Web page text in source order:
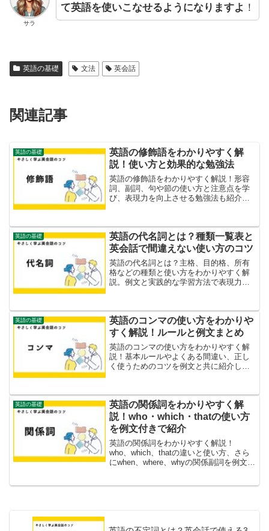
サラ
て英語を使いこなせるようになりますよ ！
英語の基礎 文法 英会話
関連記事
英語の基礎
英語の修飾語をわかりやすく解
説！使い方と効果的な勉強法
英語の修飾語をわかりやすく解説！形容
詞、副詞、句や節の使い方と注意点を学
び、表現力を向上させる勉強法も紹介し
英語の基礎
英語の代名詞とは？種類一覧表と
英会話で間違えない使い方のコツ
英語の代名詞とは？主格、目的格、所有
格などの種類と使い方をわかりやすく解
説。例文と実践的な学習方法で表現力を
英語の基礎
英語のコンマの使い方をわかりや
すく解説！ルールと例文まとめ
英語のコンマの使い方をわかりやすく解
説！基本ルールやよくある間違い、正し
く使うためのコツを例文と共に紹介しま
英語の基礎
英語の関係詞をわかりやすく解
説！who・which・thatの使い方
を例文付きで紹介
英語の関係詞をわかりやすく解説！
who、which、thatの違いと使い方、さら
にwhen、where、whyの関係副詞を例文付